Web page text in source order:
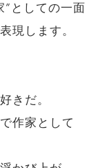
”としての一面
現します。
きだ。
作家として